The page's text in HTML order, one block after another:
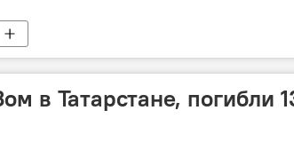
в Татарстане, погибли